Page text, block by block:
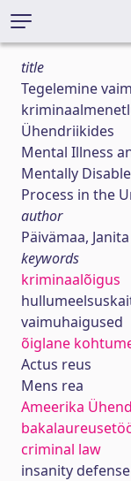
title
Tegelemine
Ühendriikides
Mental Illness
Mentally
Process in the
author
Päivämaa,
keywords
kriminaalõigus
vaimuhaigused
õiglane
Actus reus
Mens rea
Ameerika
criminal law
insanity defense